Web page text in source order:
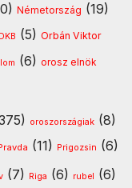
Németország (19)
(5) Orbán Viktor
(6) orosz elnök
oroszországiak (8)
(11) Prigozsin (6)
(7) Riga (6) rubel (6)